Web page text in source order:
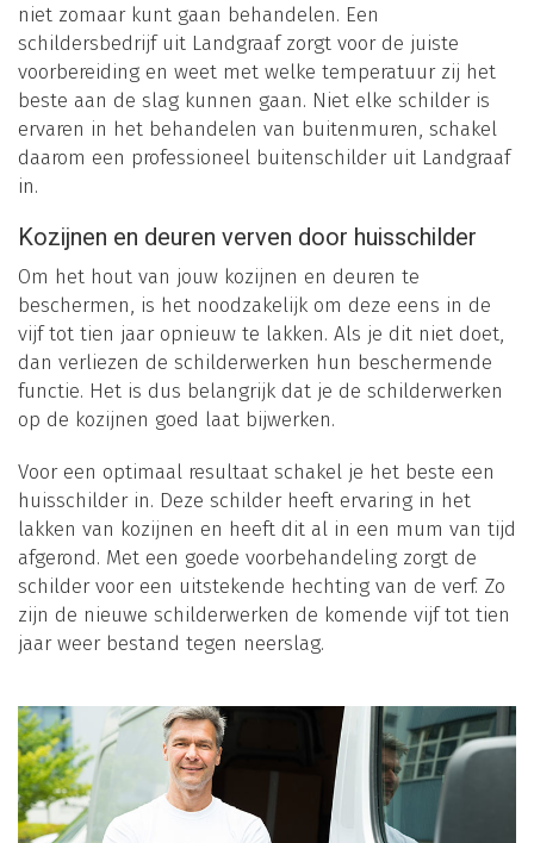
niet zomaar kunt gaan behandelen. Een
schildersbedrijf uit Landgraaf zorgt voor de juiste
voorbereiding en weet met welke temperatuur zij het
beste aan de slag kunnen gaan. Niet elke schilder is
ervaren in het behandelen van buitenmuren, schakel
daarom een professioneel buitenschilder uit Landgraaf
in.
Kozijnen en deuren verven door huisschilder
Om het hout van jouw kozijnen en deuren te
beschermen, is het noodzakelijk om deze eens in de
vijf tot tien jaar opnieuw te lakken. Als je dit niet doet,
dan verliezen de schilderwerken hun beschermende
functie. Het is dus belangrijk dat je de schilderwerken
op de kozijnen goed laat bijwerken.
Voor een optimaal resultaat schakel je het beste een
huisschilder in. Deze schilder heeft ervaring in het
lakken van kozijnen en heeft dit al in een mum van tijd
afgerond. Met een goede voorbehandeling zorgt de
schilder voor een uitstekende hechting van de verf. Zo
zijn de nieuwe schilderwerken de komende vijf tot tien
jaar weer bestand tegen neerslag.